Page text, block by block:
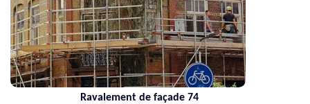
Nettoyage de toiture 74